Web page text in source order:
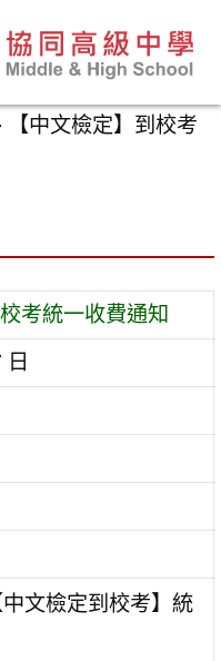
【中文檢定】到校考
考統一收費通知
文檢定到校考】統